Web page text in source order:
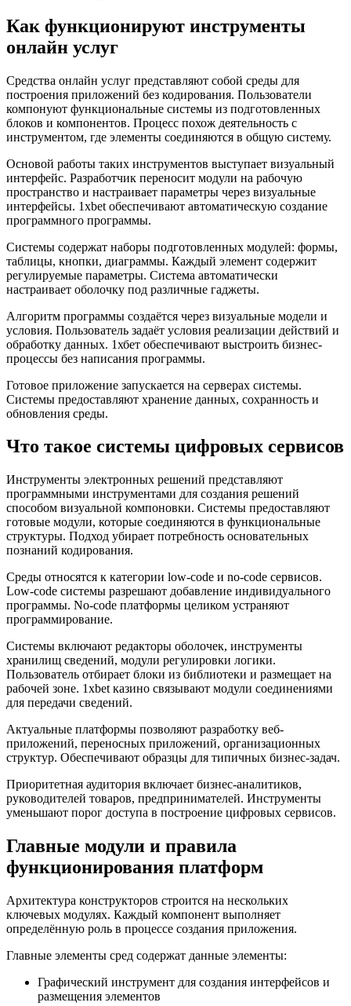
Как функционируют инструменты
онлайн услуг
Средства онлайн услуг представляют собой среды для
построения приложений без кодирования. Пользователи
компонуют функциональные системы из подготовленных
блоков и компонентов. Процесс похож деятельность с
инструментом, где элементы соединяются в общую систему.
Основой работы таких инструментов выступает визуальный
интерфейс. Разработчик переносит модули на рабочую
пространство и настраивает параметры через визуальные
интерфейсы. 1xbet обеспечивают автоматическую создание
программного программы.
Системы содержат наборы подготовленных модулей: формы,
таблицы, кнопки, диаграммы. Каждый элемент содержит
регулируемые параметры. Система автоматически
настраивает оболочку под различные гаджеты.
Алгоритм программы создаётся через визуальные модели и
условия. Пользователь задаёт условия реализации действий и
обработку данных. 1хбет обеспечивают выстроить бизнес-
процессы без написания программы.
Готовое приложение запускается на серверах системы.
Системы предоставляют хранение данных, сохранность и
обновления среды.
Что такое системы цифровых сервисов
Инструменты электронных решений представляют
программными инструментами для создания решений
способом визуальной компоновки. Системы предоставляют
готовые модули, которые соединяются в функциональные
структуры. Подход убирает потребность основательных
познаний кодирования.
Среды относятся к категории low-code и no-code сервисов.
Low-code системы разрешают добавление индивидуального
программы. No-code платформы целиком устраняют
программирование.
Системы включают редакторы оболочек, инструменты
хранилищ сведений, модули регулировки логики.
Пользователь отбирает блоки из библиотеки и размещает на
рабочей зоне. 1xbet казино связывают модули соединениями
для передачи сведений.
Актуальные платформы позволяют разработку веб-
приложений, переносных приложений, организационных
структур. Обеспечивают образцы для типичных бизнес-задач.
Приоритетная аудитория включает бизнес-аналитиков,
руководителей товаров, предпринимателей. Инструменты
уменьшают порог доступа в построение цифровых сервисов.
Главные модули и правила
функционирования платформ
Архитектура конструкторов строится на нескольких
ключевых модулях. Каждый компонент выполняет
определённую роль в процессе создания приложения.
Главные элементы сред содержат данные элементы:
Графический инструмент для создания интерфейсов и
размещения элементов